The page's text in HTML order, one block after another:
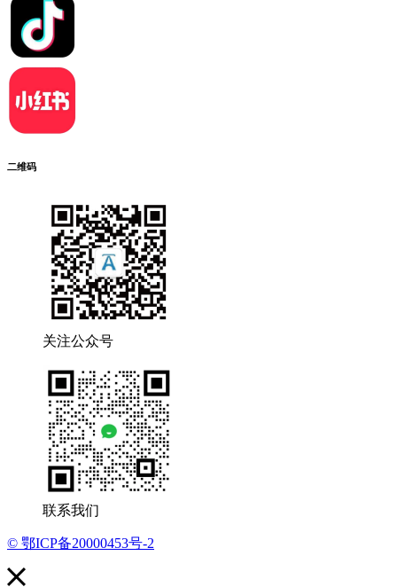
二维码
关注公众号
联系我们
© 鄂ICP备20000453号-2